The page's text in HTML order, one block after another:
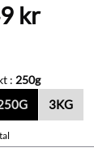
kr
: 250g
3KG